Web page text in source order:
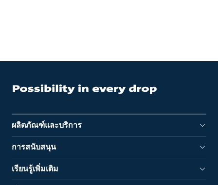
ผลิตภัณฑ์และบริการ
การสนับสนุน
เรียนรู้เพิ่มเติม